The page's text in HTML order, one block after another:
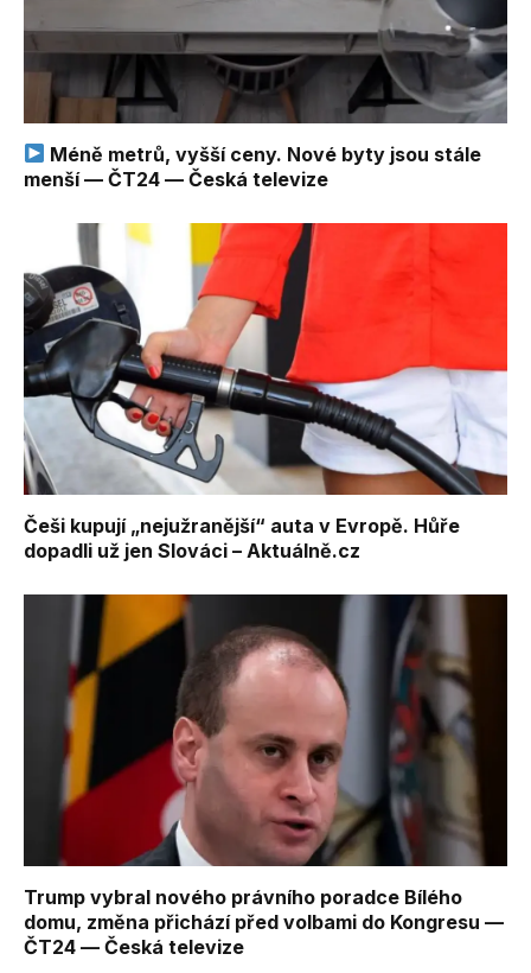
Méně metrů, vyšší ceny. Nové byty jsou stále
menší — ČT24 — Česká televize
Češi kupují „nejužranější“ auta v Evropě. Hůře
dopadli už jen Slováci – Aktuálně.cz
Trump vybral nového právního poradce Bílého
domu, změna přichází před volbami do Kongresu —
ČT24 — Česká televize